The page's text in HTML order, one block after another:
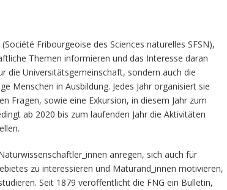
Fribourgeoise des Sciences naturelles SFSN),
Themen informieren und das Interesse daran
die Universitätsgemeinschaft, sondern auch die
Menschen in Ausbildung. Jedes Jahr organisiert sie
Fragen, sowie eine Exkursion, in diesem Jahr zum
ab 2020 bis zum laufenden Jahr die Aktivitäten
anregen, sich auch für
zu interessieren und Maturand_innen motivieren,
Seit 1879 veröffentlicht die FNG ein Bulletin,